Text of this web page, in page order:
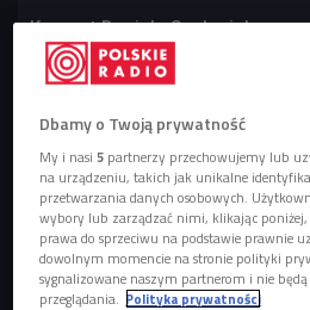
Koncert Daniela Spaleniaka na
(Czwórka/Ministerstwo Dźwięku)
Dbamy o Twoją prywatność
My i nasi5 partnerzy przechowujemy lub
na urządzeniu, takich jak unikalne
przetwarzania danych osobowych.
wybory lub zarządzać nimi, klikając poniżej,
prawa do sprzeciwu na podstawie prawnie
dowolnym momencie na stronie polityki
sygnalizowane naszym partnerom i nie
przeglądania. Polityka prywatności